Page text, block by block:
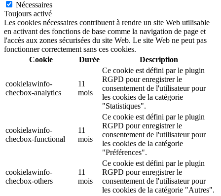
Nécessaires
Toujours activé
Les cookies nécessaires contribuent à rendre un site Web utilisable
en activant des fonctions de base comme la navigation de page et
l'accès aux zones sécurisées du site Web. Le site Web ne peut pas
fonctionner correctement sans ces cookies.
Cookie
Durée Description
cookielawinfo-
checbox-analytics
11
mois
Ce cookie est défini par le plugin
RGPD pour enregistrer le
consentement de l'utilisateur pour
les cookies de la catégorie
"Statistiques".
cookielawinfo-
checbox-functional
11
mois
Ce cookie est défini par le plugin
RGPD pour enregistrer le
consentement de l'utilisateur pour
les cookies de la catégorie
"Préférences".
cookielawinfo-
checbox-others
11
mois
Ce cookie est défini par le plugin
RGPD pour enregistrer le
consentement de l'utilisateur pour
les cookies de la catégorie "Autres".